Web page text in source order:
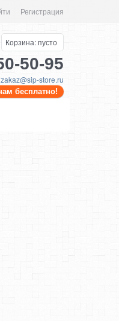
Регистрация
Корзина:пусто
50-95
zakaz@sip-store.ru
бесплатно!